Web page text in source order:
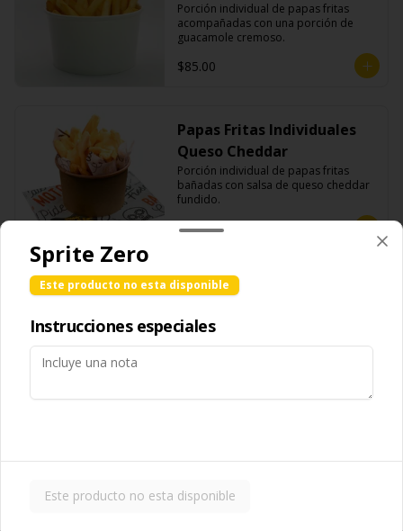
Porción individual de papas fritas
acompañadas con una porción de
guacamole cremoso.
$85.00
Papas Fritas Individuales
Queso Cheddar
Porción individual de papas fritas
bañadas con salsa de queso cheddar
fundido.
$85.00
Papas Fritas para
Porción grande de papas fritas
delgadas y crujientes, ideales para
Porción grande de papas fritas
servidas con una capa de guacamole
Sprite Zero
Este producto no esta disponible
Instrucciones especiales
Este producto no esta disponible